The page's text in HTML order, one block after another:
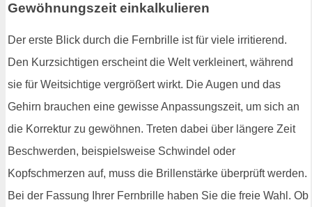
Gewöhnungszeit einkalkulieren
Der erste Blick durch die Fernbrille ist für viele irritierend.
Den Kurzsichtigen erscheint die Welt verkleinert, während
sie für Weitsichtige vergrößert wirkt. Die Augen und das
Gehirn brauchen eine gewisse Anpassungszeit, um sich an
die Korrektur zu gewöhnen. Treten dabei über längere Zeit
Beschwerden, beispielsweise Schwindel oder
Kopfschmerzen auf, muss die Brillenstärke überprüft werden.
Bei der Fassung Ihrer Fernbrille haben Sie die freie Wahl. Ob